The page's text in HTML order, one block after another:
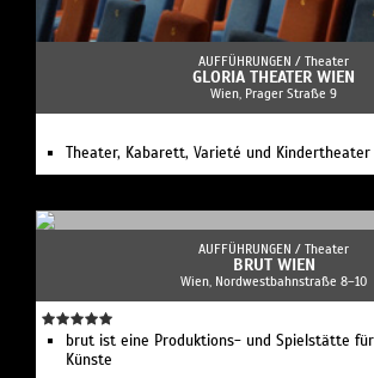
AUFFÜHRUNGEN / Theater
GLORIA THEATER WIEN
Wien, Prager Straße 9
Theater, Kabarett, Varieté und Kindertheater
AUFFÜHRUNGEN / Theater
BRUT WIEN
Wien, Nordwestbahnstraße 8–10
brut ist eine Produktions- und Spielstätte
Künste